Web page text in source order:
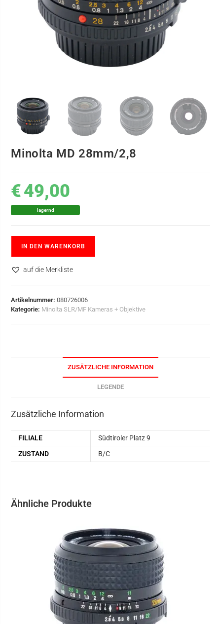
Minolta MD 28mm/2,8
€49,00
lagernd
IN DEN WARENKORB
auf die Merkliste
Artikelnummer:080726006
Kategorie: Minolta SLR/MF Kameras + Objektive
ZUSÄTZLICHE INFORMATION
LEGENDE
Zusätzliche Information
FILIALE
Südtiroler Platz 9
ZUSTAND
B/C
Ähnliche Produkte